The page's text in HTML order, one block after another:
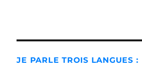
JE PARLE TROIS LANGUES :